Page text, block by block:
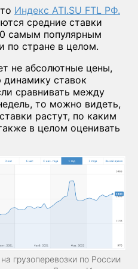
Индекс ATI.SU FTL РФ.
средние ставки
самым популярным
по стране в целом.
не абсолютные цены,
ставок
сравнивать между
то можно видеть,
растут, по каким
в целом оценивать
грузоперевозки по России